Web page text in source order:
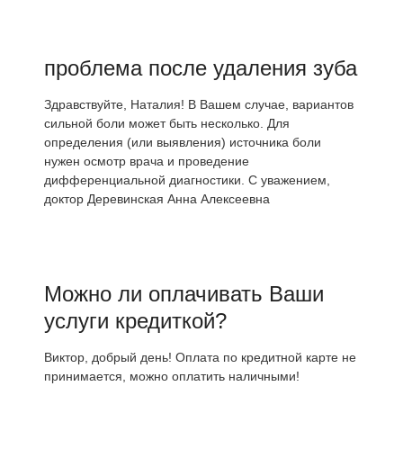
проблема после удаления зуба
Здравствуйте, Наталия! В Вашем случае, вариантов
сильной боли может быть несколько. Для
определения (или выявления) источника боли
нужен осмотр врача и проведение
дифференциальной диагностики. С уважением,
доктор Деревинская Анна Алексеевна
Можно ли оплачивать Ваши
услуги кредиткой?
Виктор, добрый день! Оплата по кредитной карте не
принимается, можно оплатить наличными!